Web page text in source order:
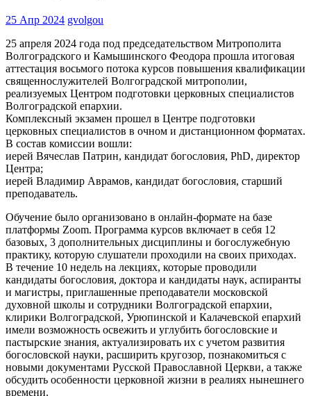
25 Апр 2024 gvolgou
25 апреля 2024 года под председательством Митрополита
Волгоградского и Камышинского Феодора прошла итоговая
аттестация восьмого потока курсов повышения квалификации
священнослужителей Волгоградской митрополии,
реализуемых Центром подготовки церковных специалистов
Волгоградской епархии.
Комплексный экзамен прошел в Центре подготовки
церковных специалистов в очном и дистанционном форматах.
В состав комиссии вошли:
иерей Вячеслав Патрин, кандидат богословия, PhD, директор
Центра;
иерей Владимир Аврамов, кандидат богословия, старший
преподаватель.
Обучение было организовано в онлайн-формате на базе
платформы Zoom. Программа курсов включает в себя 12
базовых, 3 дополнительных дисциплины и богослужебную
практику, которую слушатели проходили на своих приходах.
В течение 10 недель на лекциях, которые проводили
кандидаты богословия, доктора и кандидаты наук, аспиранты
и магистры, приглашенные преподаватели московской
духовной школы и сотрудники Волгоградской епархии,
клирики Волгоградской, Урюпинской и Калачевской епархий
имели возможность освежить и углубить богословские и
пастырские знания, актуализировать их с учетом развития
богословской науки, расширить кругозор, познакомиться с
новыми документами Русской Православной Церкви, а также
обсудить особенности церковной жизни в реалиях нынешнего
времени.